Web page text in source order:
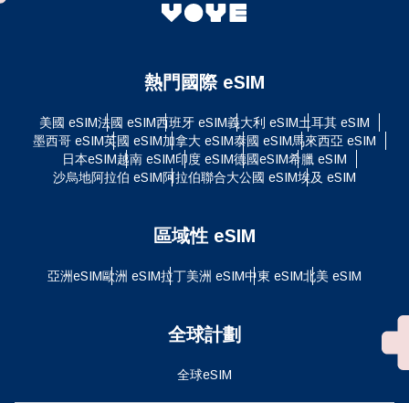
熱門國際 eSIM
美國 eSIM法國 eSIM西班牙 eSIM義大利 eSIM土耳其 eSIM
墨西哥 eSIM英國 eSIM加拿大 eSIM泰國 eSIM馬來西亞 eSIM
日本eSIM越南 eSIM印度 eSIM德國eSIM希臘 eSIM
沙烏地阿拉伯 eSIM阿拉伯聯合大公國 eSIM埃及 eSIM
區域性 eSIM
亞洲eSIM歐洲 eSIM拉丁美洲 eSIM中東 eSIM北美 eSIM
全球計劃
全球eSIM